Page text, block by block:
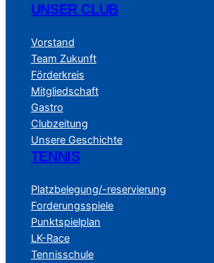
UNSER CLUB
Vorstand
Team Zukunft
Förderkreis
Mitgliedschaft
Gastro
Clubzeitung
Unsere Geschichte
TENNIS
Platzbelegung/-reservierung
Forderungsspiele
Punktspielplan
LK-Race
Tennisschule